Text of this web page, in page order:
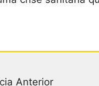
Anterior